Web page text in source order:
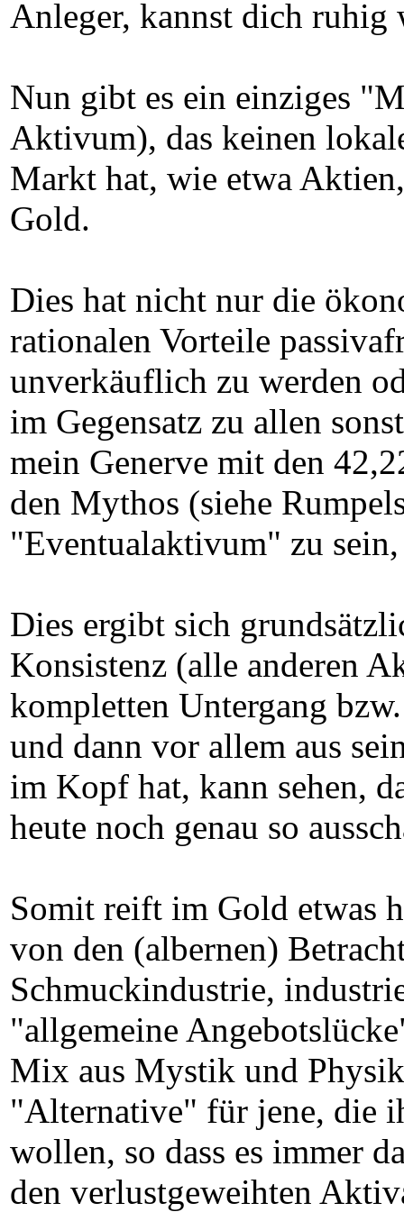
Anleger, kannst dich ruhig
Nun gibt es ein einziges
Aktivum), das keinen
Markt hat, wie etwa
Gold.
Dies hat nicht nur die
rationalen Vorteile
unverkäuflich zu werden
im Gegensatz zu allen
mein Generve mit den
den Mythos (siehe
"Eventualaktivum" zu
Dies ergibt sich
Konsistenz (alle anderen
kompletten Untergang
und dann vor allem aus
im Kopf hat, kann sehen,
heute noch genau so
Somit reift im Gold etwas
von den (albernen)
Schmuckindustrie,
"allgemeine
Mix aus Mystik und
"Alternative" für jene, die
wollen, so dass es immer
den verlustgeweihten